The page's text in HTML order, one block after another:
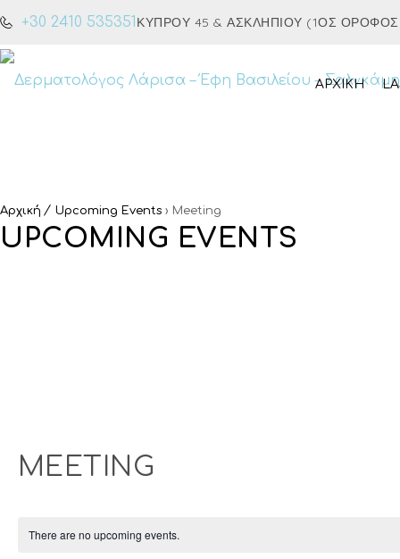
+30 2410 535351 ΚΎΠΡΟΥ 45 & ΑΣΚΛΗΠΙΟΎ (1ΟΣ
ΑΡΧΙΚΉ
Αρχική Upcoming Events › Meeting
UPCOMING EVENTS
MEETING
There are no upcoming events.